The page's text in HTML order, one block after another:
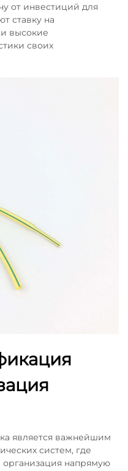
от инвестиций для
ставку на
высокие
своих
является важнейшим
систем, где
напрямую